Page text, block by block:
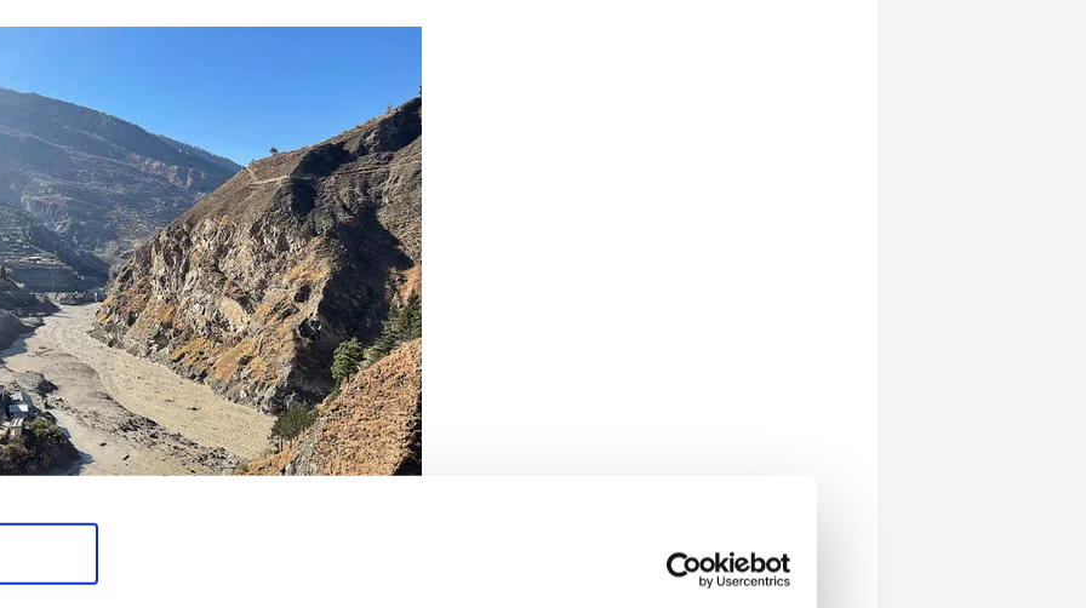
KİŞİ KAYIP
çıkarılmasıyla ölü sayısının 14'e